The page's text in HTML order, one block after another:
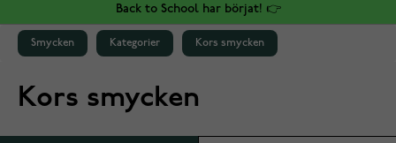
Back to School har börjat! 👉
Smycken Kategorier Kors smycken
Kors smycken